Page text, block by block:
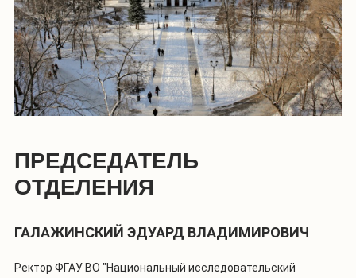
ПРЕДСЕДАТЕЛЬ
ОТДЕЛЕНИЯ
ГАЛАЖИНСКИЙ ЭДУАРД ВЛАДИМИРОВИЧ
Ректор ФГАУ ВО "Национальный исследовательский